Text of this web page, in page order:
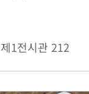
제1전시관 212